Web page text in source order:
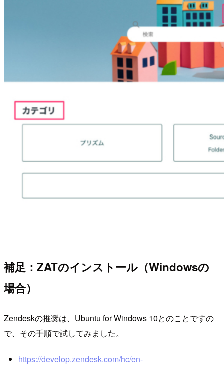
補足：ZATのインストール（Windowsの
場合）
Zendeskの推奨は、Ubuntu for Windows 10とのことですの
で、その手順で試してみました。
https://develop.zendesk.com/hc/en-